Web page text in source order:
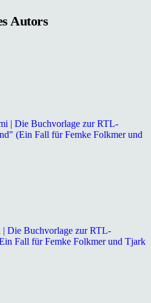
Autors
| Die Buchvorlage zur RTL-
(Ein Fall für Femke Folkmer und
Die Buchvorlage zur RTL-
Fall für Femke Folkmer und Tjark